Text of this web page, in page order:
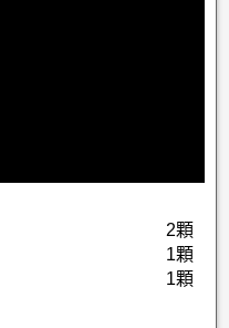
2顆
1顆
1顆